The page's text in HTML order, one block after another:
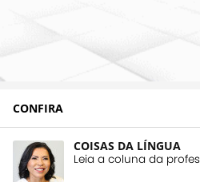
CONFIRA
COISAS DA LÍNGUA
Leia a coluna da